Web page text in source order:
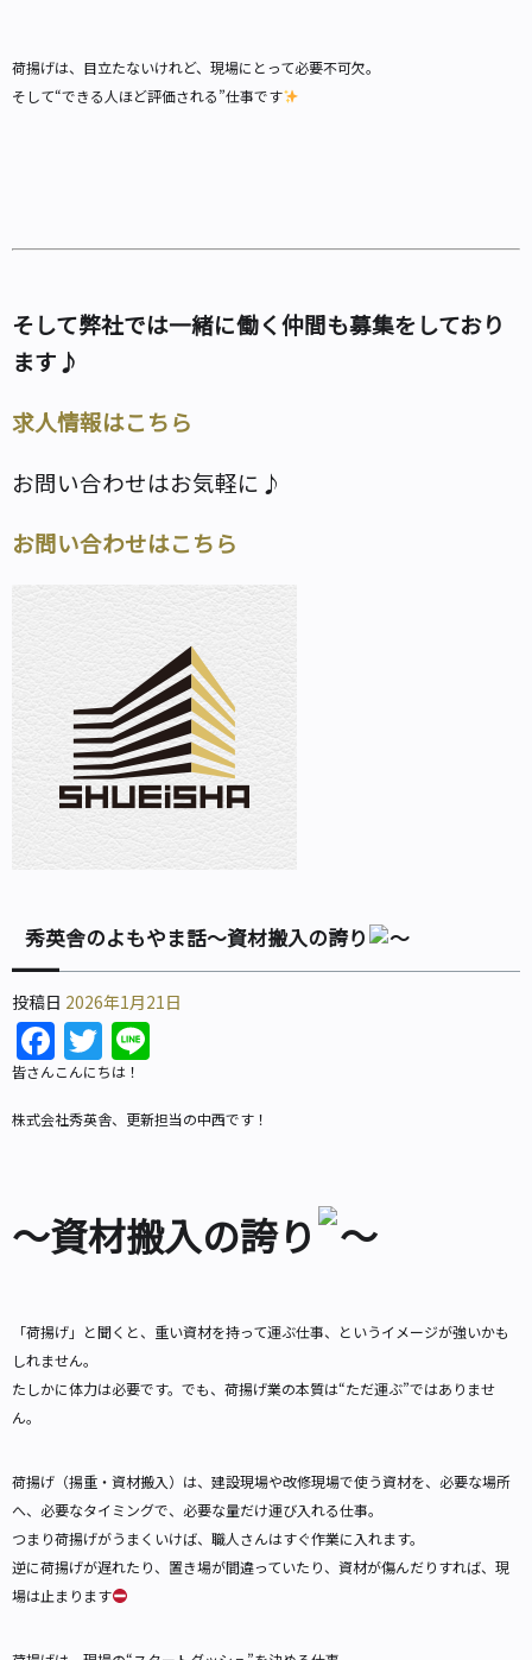
荷揚げは、目立たないけれど、現場にとって必要不可欠。
そして“できる人ほど評価される”仕事です
そして弊社では一緒に働く仲間も募集をしており
ます♪
求人情報はこちら
お問い合わせはお気軽に♪
お問い合わせはこちら
秀英舎のよもやま話～資材搬入の誇り ～
投稿日 2026年1月21日
Facebook
Twitter
皆さんこんにちは！
株式会社秀英舎、更新担当の中西です！
～資材搬入の誇り ～
「荷揚げ」と聞くと、重い資材を持って運ぶ仕事、というイメージが強いかも
しれません。
たしかに体力は必要です。でも、荷揚げ業の本質は“ただ運ぶ”ではありませ
ん。
荷揚げ（揚重・資材搬入）は、建設現場や改修現場で使う資材を、必要な場所
へ、必要なタイミングで、必要な量だけ運び入れる仕事。
つまり荷揚げがうまくいけば、職人さんはすぐ作業に入れます。
逆に荷揚げが遅れたり、置き場が間違っていたり、資材が傷んだりすれば、現
場は止まります